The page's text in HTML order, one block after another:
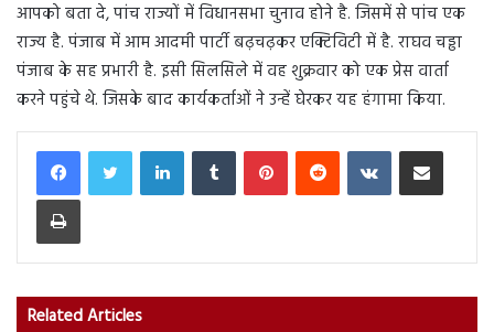
आपको बता दे, पांच राज्यों में विधानसभा चुनाव होने है. जिसमें से पांच एक
राज्य है. पंजाब में आम आदमी पार्टी बढ़चढ़कर एक्टिविटी में है. राघव चड्ढा
पंजाब के सह प्रभारी है. इसी सिलसिले में वह शुक्रवार को एक प्रेस वार्ता
करने पहुंचे थे. जिसके बाद कार्यकर्ताओं ने उन्हें घेरकर यह हंगामा किया.
LinkedInTumblr PinterestReddit VKontakteShare via Email
Print
Related Articles